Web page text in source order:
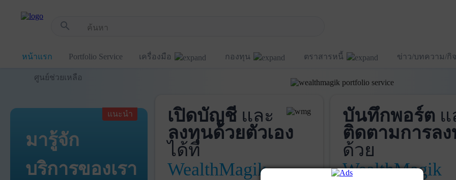
search
หน้าแรก Portfolio Service เครื่องมือ กองทุน ตราสารหนี้ ข่าว/บทความ/กิ
ศูนย์ช่วยเหลือ
แนะนำ
มารู้จัก
บริการของเรา
เปิดบัญชีและ
ลงทุนด้วยตัวเอง
ได้ที่
WealthMagik
บันทึกพอร์ต แ
ติดตามการล
ด้วย
WealthMagik